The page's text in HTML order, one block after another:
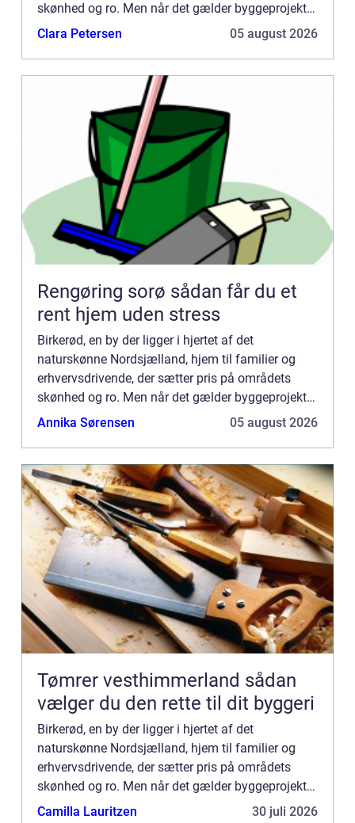
skønhed og ro. Men når det gælder byggeprojekter
i Birke...
Clara Petersen 05 august 2026
Rengøring sorø sådan får du et
rent hjem uden stress
Birkerød, en by der ligger i hjertet af det
naturskønne Nordsjælland, hjem til familier og
erhvervsdrivende, der sætter pris på områdets
skønhed og ro. Men når det gælder byggeprojekter
i Birke...
Annika Sørensen 05 august 2026
Tømrer vesthimmerland sådan
vælger du den rette til dit byggeri
Birkerød, en by der ligger i hjertet af det
naturskønne Nordsjælland, hjem til familier og
erhvervsdrivende, der sætter pris på områdets
skønhed og ro. Men når det gælder byggeprojekter
i Birke...
Camilla Lauritzen 30 juli 2026